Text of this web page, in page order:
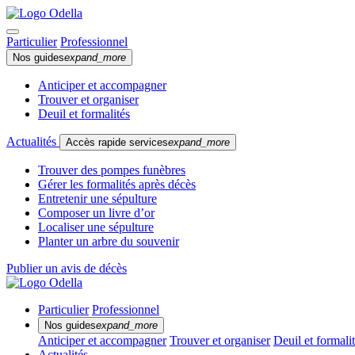
Particulier Professionnel
Nos guidesexpand_more
Anticiper et accompagner
Trouver et organiser
Deuil et formalités
Actualités Accès rapide servicesexpand_more
Trouver des pompes funèbres
Gérer les formalités après décès
Entretenir une sépulture
Composer un livre d’or
Localiser une sépulture
Planter un arbre du souvenir
Publier un avis de décès
Particulier Professionnel
Nos guidesexpand_more
Anticiper et accompagner Trouver et organiser Deuil et